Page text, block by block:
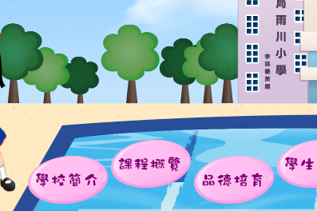
學校簡介
課程概覽
品德培育
學